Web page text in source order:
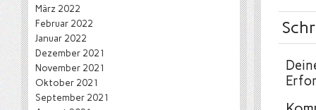
März 2022
Februar 2022
Januar 2022
Dezember 2021
November 2021
Oktober 2021
September 2021